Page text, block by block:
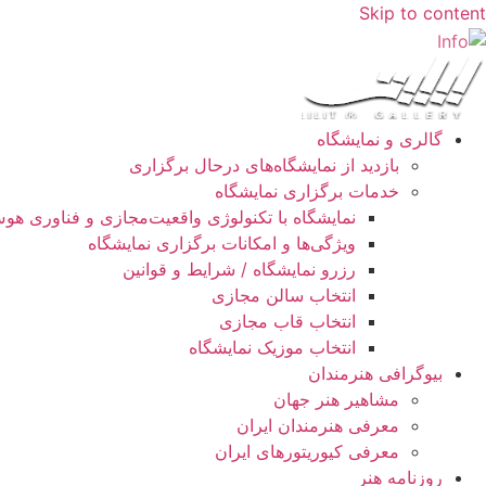
Skip to content
گالری و نمایشگاه
بازدید از نمایشگاه‌های درحال برگزاری
خدمات برگزاری نمایشگاه
نمایشگاه با تکنولوژی واقعیت‌مجازی و فناوری
ویژگی‌ها و امکانات برگزاری نمایشگاه
رزرو نمایشگاه / شرایط و قوانین
انتخاب سالن مجازی
انتخاب قاب مجازی
انتخاب موزیک نمایشگاه
بیوگرافی هنرمندان
مشاهیر هنر جهان
معرفی هنرمندان ایران
معرفی کیوریتورهای ایران
روزنامه هنر